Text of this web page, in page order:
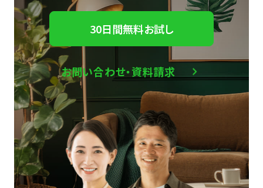
30日間無料お試し
お問い合わせ・資料請求